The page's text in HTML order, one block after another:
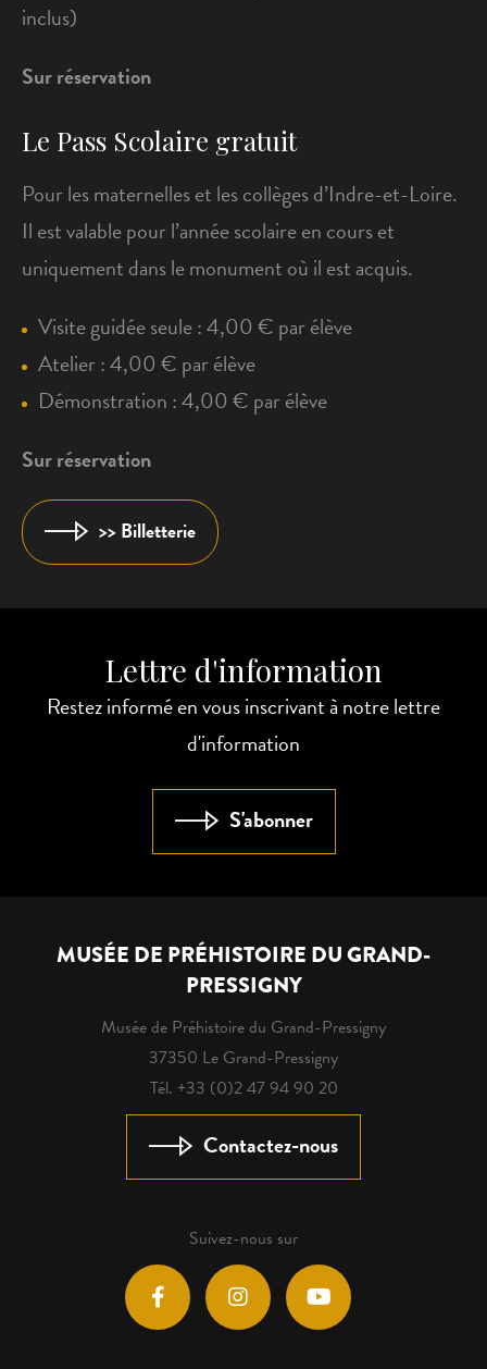
inclus)
Sur réservation
Le Pass Scolaire gratuit
Pour les maternelles et les collèges d’Indre-et-Loire.
Il est valable pour l’année scolaire en cours et
uniquement dans le monument où il est acquis.
Visite guidée seule : 4,00 € par élève
Atelier : 4,00 € par élève
Démonstration : 4,00 € par élève
Sur réservation
>> Billetterie
Lettre d'information
Restez informé en vous inscrivant à notre lettre
d'information
S'abonner
MUSÉE DE PRÉHISTOIRE DU GRAND-
PRESSIGNY
Musée de Préhistoire du Grand-Pressigny
37350 Le Grand-Pressigny
Tél. +33 (0)2 47 94 90 20
Contactez-nous
Suivez-nous sur